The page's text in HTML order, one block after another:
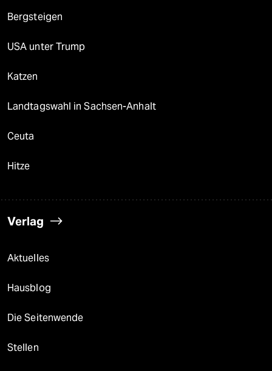
Bergsteigen
USA unter Trump
Katzen
Landtagswahl in Sachsen-Anhalt
Ceuta
Hitze
Verlag
Aktuelles
Hausblog
Die Seitenwende
Stellen